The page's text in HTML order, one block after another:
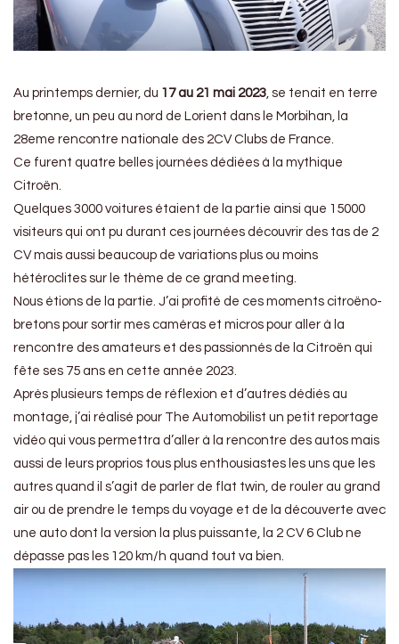
Au printemps dernier, du 17 au 21 mai 2023 , se tenait en terre
bretonne, un peu au nord de Lorient dans le Morbihan, la
28eme rencontre nationale des 2CV Clubs de France.
Ce furent quatre belles journées dédiées à la mythique
Citroën.
Quelques 3000 voitures étaient de la partie ainsi que 15000
visiteurs qui ont pu durant ces journées découvrir des tas de 2
CV mais aussi beaucoup de variations plus ou moins
hétéroclites sur le thème de ce grand meeting.
Nous étions de la partie. J’ai profité de ces moments citroëno-
bretons pour sortir mes caméras et micros pour aller à la
rencontre des amateurs et des passionnés de la Citroën qui
fête ses 75 ans en cette année 2023.
Après plusieurs temps de réflexion et d’autres dédiés au
montage, j’ai réalisé pour The Automobilist un petit reportage
vidéo qui vous permettra d’aller à la rencontre des autos mais
aussi de leurs proprios tous plus enthousiastes les uns que les
autres quand il s’agit de parler de flat twin, de rouler au grand
air ou de prendre le temps du voyage et de la découverte avec
une auto dont la version la plus puissante, la 2 CV 6 Club ne
dépasse pas les 120 km/h quand tout va bien.